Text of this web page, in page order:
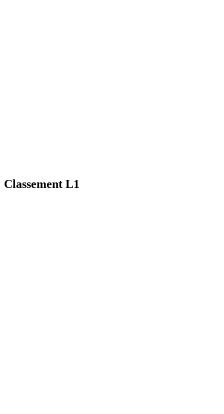
Classement L1